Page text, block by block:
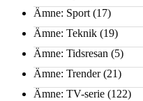
Ämne: Sport (17)
Ämne: Teknik (19)
Ämne: Tidsresan (5)
Ämne: Trender(21)
Ämne: TV-serie (122)